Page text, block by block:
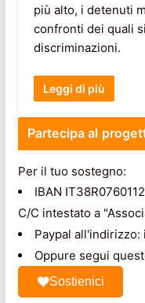
più alto, i detenuti
confronti dei quali
discriminazioni.
Leggi di più
Partecipa al
Per il tuo sostegno:
IBAN
C/C intestato a
Paypal
Oppure segui
Sostienici